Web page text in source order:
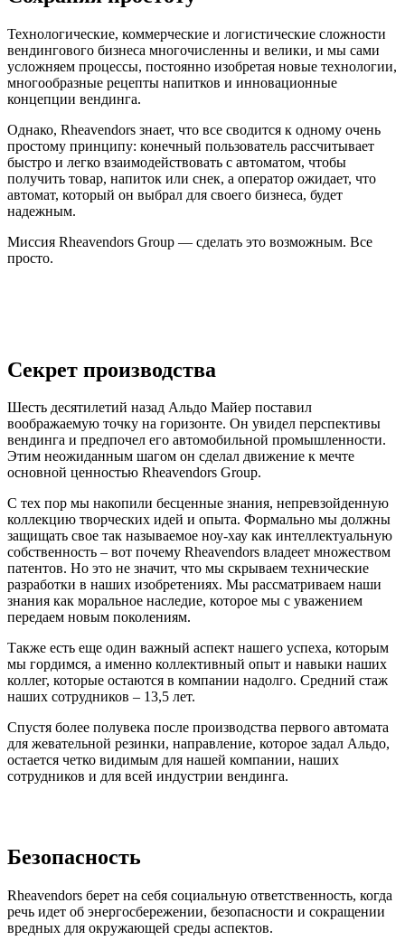
Технологические, коммерческие и логистические сложности
вендингового бизнеса многочисленны и велики, и мы сами
усложняем процессы, постоянно изобретая новые технологии,
многообразные рецепты напитков и инновационные
концепции вендинга.
Однако, Rheavendors знает, что все сводится к одному очень
простому принципу: конечный пользователь рассчитывает
быстро и легко взаимодействовать с автоматом, чтобы
получить товар, напиток или снек, а оператор ожидает, что
автомат, который он выбрал для своего бизнеса, будет
надежным.
Миссия Rheavendors Group — сделать это возможным. Все
просто.
Секрет производства
Шесть десятилетий назад Альдо Майер поставил
воображаемую точку на горизонте. Он увидел перспективы
вендинга и предпочел его автомобильной промышленности.
Этим неожиданным шагом он сделал движение к мечте
основной ценностью Rheavendors Group.
С тех пор мы накопили бесценные знания, непревзойденную
коллекцию творческих идей и опыта. Формально мы должны
защищать свое так называемое ноу-хау как интеллектуальную
собственность – вот почему Rheavendors владеет множеством
патентов. Но это не значит, что мы скрываем технические
разработки в наших изобретениях. Мы рассматриваем наши
знания как моральное наследие, которое мы с уважением
передаем новым поколениям.
Также есть еще один важный аспект нашего успеха, которым
мы гордимся, а именно коллективный опыт и навыки наших
коллег, которые остаются в компании надолго. Средний стаж
наших сотрудников – 13,5 лет.
Спустя более полувека после производства первого автомата
для жевательной резинки, направление, которое задал Альдо,
остается четко видимым для нашей компании, наших
сотрудников и для всей индустрии вендинга.
Безопасность
Rheavendors берет на себя социальную ответственность, когда
речь идет об энергосбережении, безопасности и сокращении
вредных для окружающей среды аспектов.